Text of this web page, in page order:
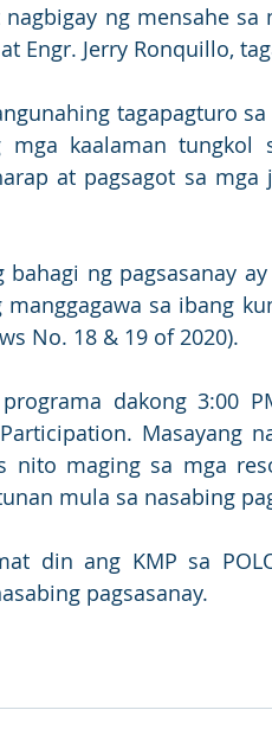
ng mensahe sa
Engr. Jerry Ronquillo,
tagapagturo
mga kaalaman
at pagsagot sa
bahagi ng pagsasanay
manggagawa sa ibang
No. 18 & 19 of 2020).
dakong 3:00
Masayang
nito maging sa mga
mula sa nasabing
din ang KMP sa
pagsasanay.